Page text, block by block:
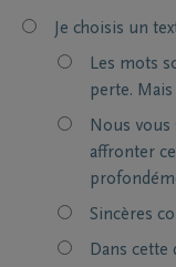
Je choisis un
Les mots
perte.
Nous
affronter
Sincères
Dans